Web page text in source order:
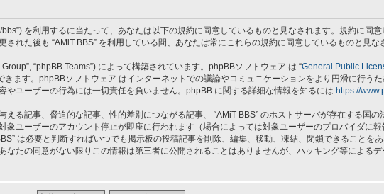
bbs”) を利用するに当たって、あなたは以下の規約に同意しているものと見なされます。規約に同
れた後も “AMiT BBS” を利用している間、あなたは常にこれらの規約に同意しているものと見な
“phpBB Teams”) によって構築されています。phpBBソフトウェア は “General Public
きます。phpBBソフトウェア はインターネットでの議論やコミュニケーションをより円滑に行う
ユーザーの行為には一切責任を負いません。phpBB に関する詳細な情報を知るには https://
る記事、脅迫的な記事、性的差別につながる記事、 “AMiT BBS” のホストサーバが存在する国
ユーザーのアカウント停止が即座に行われます（場合によっては対象ユーザーのプロバイダに
は必要と判断すればいつでも掲示板の投稿記事を削除、編集、移動、凍結、閉鎖できることを
たの同意がない限りこの情報は第三者に公開されることはありませんが、ハッキング等によるデ